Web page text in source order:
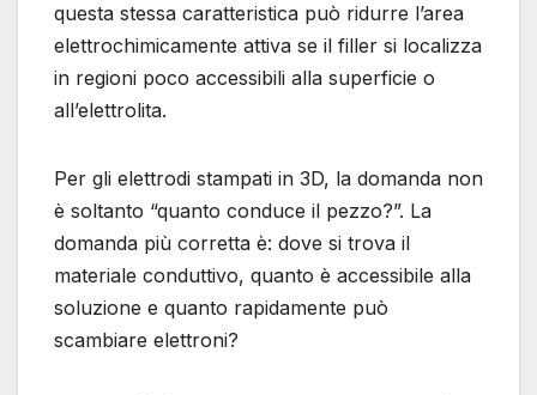
questa stessa caratteristica può ridurre l’area
elettrochimicamente attiva se il filler si localizza
in regioni poco accessibili alla superficie o
all’elettrolita.
Per gli elettrodi stampati in 3D, la domanda non
è soltanto “quanto conduce il pezzo?”. La
domanda più corretta è: dove si trova il
materiale conduttivo, quanto è accessibile alla
soluzione e quanto rapidamente può
scambiare elettroni?